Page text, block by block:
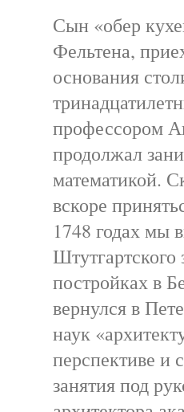
Сын «обер
Фельтена,
основания
профессором
продолжал
математикой.
вскоре
1748 годах мы
Штутгартского
постройках в
вернулся в
наук
перспективе и
занятия под